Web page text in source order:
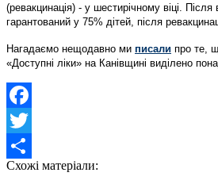
(ревакцинація) - у шестирічному віці. Після
гарантований у 75% дітей, після
Нагадаємо нещодавно ми писали про те,
«Доступні ліки» на Канівщині виділено
Facebook
Twitter
Share
Схожі матеріали: